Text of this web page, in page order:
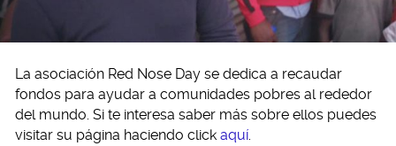
La asociación Red Nose Day se dedica a recaudar
fondos para ayudar a comunidades pobres al rededor
del mundo. Si te interesa saber más sobre ellos puedes
visitar su página haciendo click aquí.